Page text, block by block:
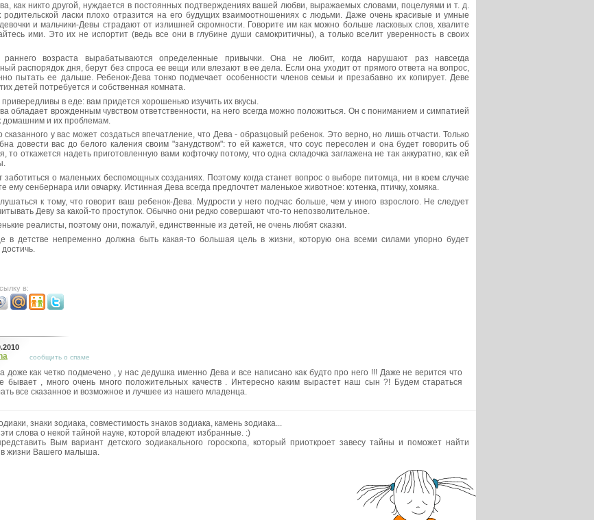
как никто другой, нуждается в постоянных подтверждениях вашей любви, выражаемых словами, поцелуями и т. д.
родительской ласки плохо отразится на его будущих взаимоотношениях с людьми. Даже очень красивые и умные
и мальчики-Девы страдают от излишней скромности. Говорите им как можно больше ласковых слов, хвалите
ими. Это их не испортит (ведь все они в глубине души самокритичны), а только вселит уверенность в своих
возраста вырабатываются определенные привычки. Она не любит, когда нарушают раз навсегда
распорядок дня, берут без спроса ее вещи или влезают в ее дела. Если она уходит от прямого ответа на вопрос,
пытать ее дальше. Ребенок-Дева тонко подмечает особенности членов семьи и презабавно их копирует. Деве
детей потребуется и собственная комната.
в еде: вам придется хорошенько изучить их вкусы.
обладает врожденным чувством ответственности, на него всегда можно положиться. Он с пониманием и симпатией
домашним и их проблемам.
сказанного у вас может создаться впечатление, что Дева - образцовый ребенок. Это верно, но лишь отчасти. Только
довести вас до белого каления своим "занудством": то ей кажется, что соус пересолен и она будет говорить об
то откажется надеть приготовленную вами кофточку потому, что одна складочка заглажена не так аккуратно, как ей
о маленьких беспомощных созданиях. Поэтому когда станет вопрос о выборе питомца, ни в коем случае
ему сенбернара или овчарку. Истинная Дева всегда предпочтет маленькое животное: котенка, птичку, хомяка.
к тому, что говорит ваш ребенок-Дева. Мудрости у него подчас больше, чем у иного взрослого. Не следует
Деву за какой-то проступок. Обычно они редко совершают что-то непозволительное.
реалисты, поэтому они, пожалуй, единственные из детей, не очень любят сказки.
в детстве непременно должна быть какая-то большая цель в жизни, которую она всеми силами упорно будет
в:
сообщить о спаме
доже как четко подмечено , у нас дедушка именно Дева и все написано как будто про него !!! Даже не верится что
бывает , много очень много положительных качеств . Интересно каким вырастет наш сын ?! Будем стараться
все сказанное и возможное и лучшее из нашего младенца.
знаки зодиака, совместимость знаков зодиака, камень зодиака...
слова о некой тайной науке, которой владеют избранные. :)
Вым вариант детского зодиакального гороскопа, который приоткроет завесу тайны и поможет найти
жизни Вашего малыша.